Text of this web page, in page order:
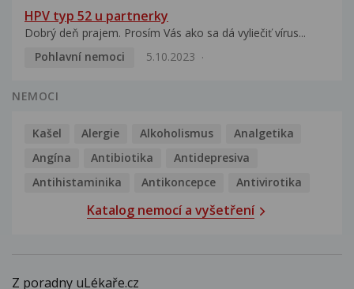
HPV typ 52 u partnerky
Dobrý deň prajem. Prosím Vás ako sa dá vyliečiť vírus...
Pohlavní nemoci
5.10.2023
NEMOCI
Kašel Alergie Alkoholismus
Analgetika
Angína
Antibiotika
Antidepresiva
Antihistaminika
Antikoncepce Antivirotika
Katalog nemocí a vyšetření
Z poradny uLékaře.cz